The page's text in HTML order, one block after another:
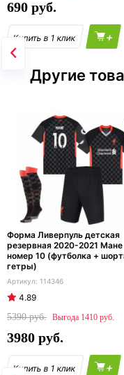
690
+
Другие
Форма Ливерпуль детская
резервная 2020-2021 Мане
номер 10 (футболка +
гетры)
114346
4.89
5390
1410
3980
+